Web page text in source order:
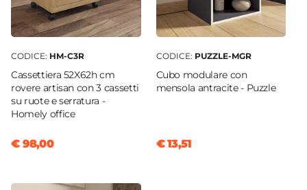
CODICE: HM-C3R
Cassettiera 52X62h cm
rovere artisan con 3 cassetti
su ruote e serratura -
Homely office
€ 98,00
CODICE: PUZZLE-MGR
Cubo modulare con
mensola antracite - Puzzle
€ 13,51